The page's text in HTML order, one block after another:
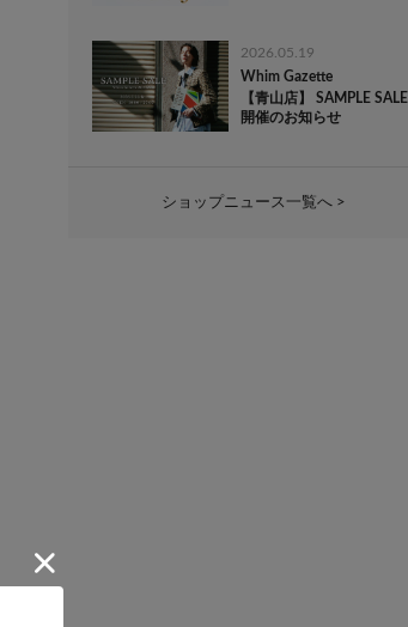
2026.05.19
Whim Gazette
【青山店】 SAMPLE SALE
開催のお知らせ
ショップニュース一覧へ >